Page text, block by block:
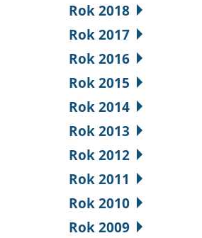
Rok 2018
Rok 2017
Rok 2016
Rok 2015
Rok 2014
Rok 2013
Rok 2012
Rok 2011
Rok 2010
Rok 2009